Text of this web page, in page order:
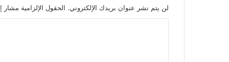
لن يتم نشر عنوان بريدك الإلكتروني. الحقول الإلزامية مشار